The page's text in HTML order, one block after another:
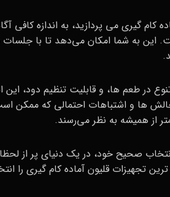
کام گیری می‌ پردازید، به اندازه
به شما امکان می‌دهد تا با جلسات
در طعم‌ ها، و قابلیت تنظیم دود،
چالش‌ ها و اشتباهات احتمالی که ممکن
از همیشه به نظر می‌رسند.
انتخاب صحیح خود، در یک دنیای پر
ترین تجهیزات قلیون آماده کام گیری